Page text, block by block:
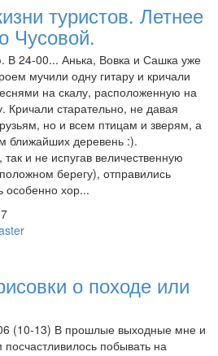
туристов. Летнее
Чусовой.
В 24-00... Анька, Вовка и Сашка уже
мучили одну гитару и кричали
на скалу, расположенную на
Кричали старательно, не давая
но и всем птицам и зверям, а
ближайших деревень :).
и не испугав величественную
берегу), отправились
особенно хор...
о походе или
(10-13) В прошлые выходные мне и
побывать на